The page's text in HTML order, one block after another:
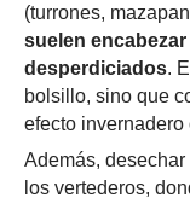
(turrones,
suelen
desperdiciados.
bolsillo, sino que
efecto invernadero
Además,
los vertederos,